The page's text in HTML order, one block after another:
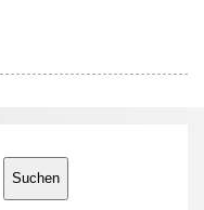
Suchen